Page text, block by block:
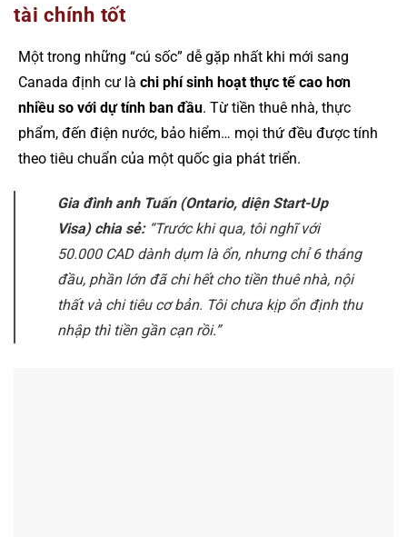
tài chính tốt
Một trong những “cú sốc” dễ gặp nhất khi mới sang
Canada định cư là chi phí sinh hoạt thực tế cao hơn
nhiều so với dự tính ban đầu. Từ tiền thuê nhà, thực
phẩm, đến điện nước, bảo hiểm… mọi thứ đều được tính
theo tiêu chuẩn của một quốc gia phát triển.
Gia đình anh Tuấn (Ontario, diện Start-Up
Visa) chia sẻ:“Trước khi qua, tôi nghĩ với
50.000 CAD dành dụm là ổn, nhưng chỉ 6 tháng
đầu, phần lớn đã chi hết cho tiền thuê nhà, nội
thất và chi tiêu cơ bản. Tôi chưa kịp ổn định thu
nhập thì tiền gần cạn rồi.”